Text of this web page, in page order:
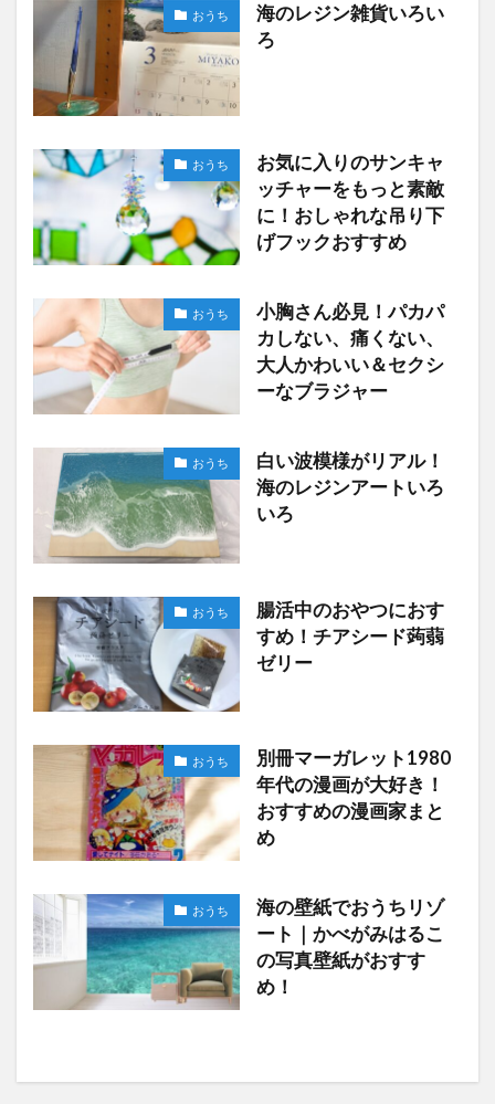
おうち
海のレジン雑貨いろい
ろ
おうち
お気に入りのサンキャ
ッチャーをもっと素敵
に！おしゃれな吊り下
げフックおすすめ
おうち
小胸さん必見！パカパ
カしない、痛くない、
大人かわいい＆セクシ
ーなブラジャー
おうち
白い波模様がリアル！
海のレジンアートいろ
いろ
おうち
腸活中のおやつにおす
すめ！チアシード蒟蒻
ゼリー
おうち
別冊マーガレット1980
年代の漫画が大好き！
おすすめの漫画家まと
め
おうち
海の壁紙でおうちリゾ
ート｜かべがみはるこ
の写真壁紙がおすす
め！